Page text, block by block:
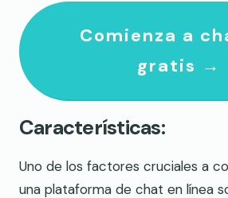
Comienza a
gratis →
Características:
Uno de los factores cruciales a
una plataforma de chat en línea